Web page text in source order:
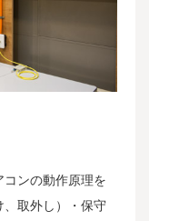
コンの動作原理を
、取外し）・保守